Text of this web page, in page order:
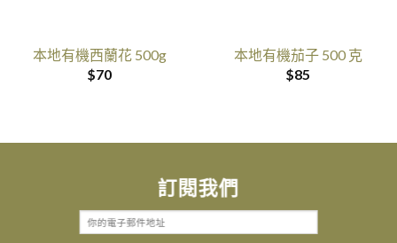
本地有機西蘭花 500g
$70
本地有機茄子 500 克
$85
訂閱我們